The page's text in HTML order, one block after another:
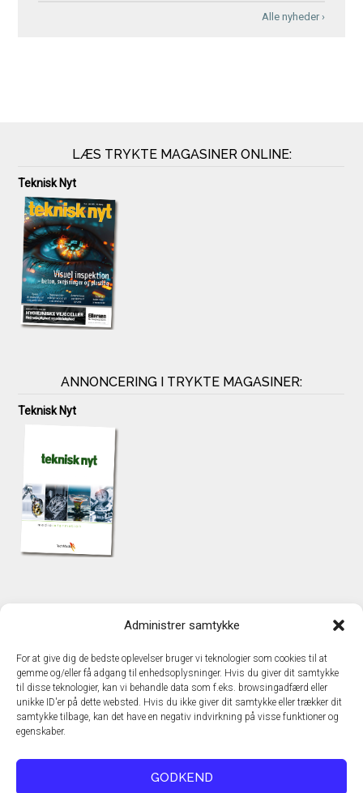
Administrer samtykke
For at give dig de bedste oplevelser bruger vi teknologier som cookies til at
gemme og/eller få adgang til enhedsoplysninger. Hvis du giver dit samtykke
til disse teknologier, kan vi behandle data som f.eks. browsingadfærd eller
unikke ID'er på dette websted. Hvis du ikke giver dit samtykke eller trækker dit
samtykke tilbage, kan det have en negativ indvirkning på visse funktioner og
egenskaber.
GODKEND
Alle nyheder ›
LÆS TRYKTE MAGASINER ONLINE:
Teknisk Nyt
ANNONCERING I TRYKTE MAGASINER:
Teknisk Nyt
TechMedia A/S
DK - 2600 Glostrup
www.techmedia.dk
Telefon: +45 43 24 26 28
E-mail:info@techmedia.dk